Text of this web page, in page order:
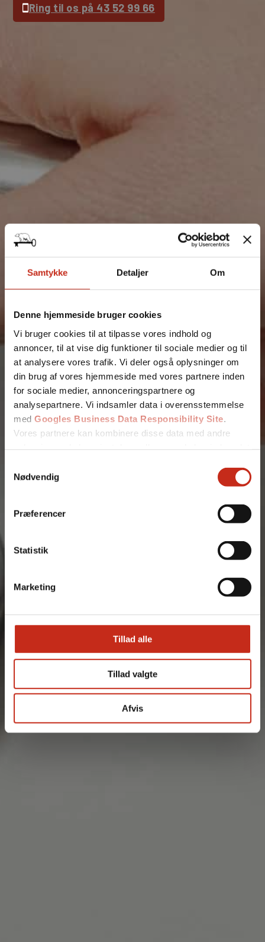
Samtykke Detaljer Om
Denne hjemmeside bruger cookies
Vi bruger cookies til at tilpasse vores indhold og
annoncer, til at vise dig funktioner til sociale medier og til
at analysere vores trafik. Vi deler også oplysninger om
din brug af vores hjemmeside med vores partnere inden
for sociale medier, annonceringspartnere og
analysepartnere. Vi indsamler data i overensstemmelse
med Googles Business Data Responsibility Site
Vores partnere kan kombinere disse data med andre
Nødvendig
Præferencer
Statistik
Marketing
Tillad alle
Tillad valgte
Afvis
Ring til os på 43 52 99 66
Fjern
Tilføj filer (max 5)
Bliv kontaktet